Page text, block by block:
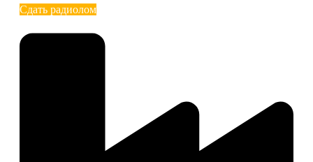
Сдать радиолом